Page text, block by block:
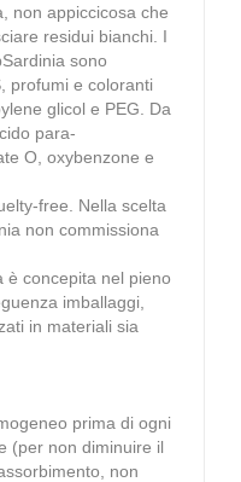
non appiccicosa che
residui bianchi. I
sono
profumi e coloranti
glicol e PEG. Da
para-
O, oxybenzone e
free. Nella scelta
non commissiona
è concepita nel pieno
imballaggi,
in materiali sia
prima di ogni
(per non diminuire il
non